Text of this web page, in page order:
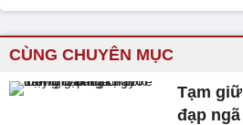
CÙNG CHUYÊN MỤC
Tạm
đạp